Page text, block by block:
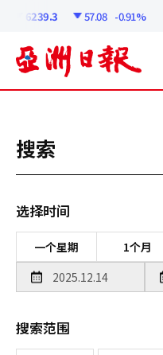
6239.3 57.08 -0.91%
搜索
选择时间
一个星期 1个月
搜索范围